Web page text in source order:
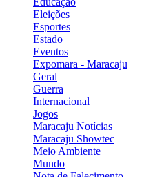
Eleições
Esportes
Estado
Eventos
Expomara - Maracaju
Geral
Guerra
Internacional
Jogos
Maracaju Notícias
Maracaju Showtec
Meio Ambiente
Mundo